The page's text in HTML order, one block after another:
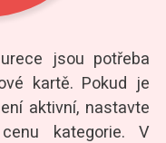
jsou potřeba
kartě. Pokud je
aktivní, nastavte
kategorie. V